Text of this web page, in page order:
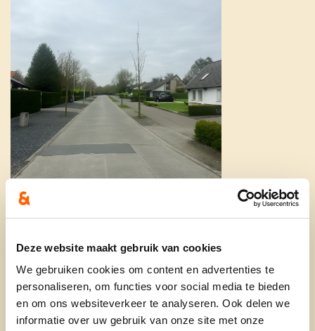
Deze website maakt gebruik van cookies
We gebruiken cookies om content en advertenties te
personaliseren, om functies voor social media te bieden
en om ons websiteverkeer te analyseren. Ook delen we
informatie over uw gebruik van onze site met onze